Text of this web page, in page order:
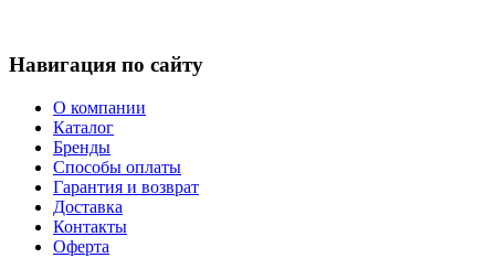
Навигация по сайту
О компании
Каталог
Бренды
Способы оплаты
Гарантия и возврат
Доставка
Контакты
Оферта